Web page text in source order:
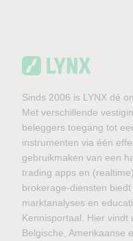
Sinds 2006 is LYNX dé
Met verschillende
beleggers toegang tot
instrumenten via één
gebruikmaken van een
trading apps en
brokerage-diensten
marktanalyses en
Kennisportaal. Hier vindt
Belgische, Amerikaanse